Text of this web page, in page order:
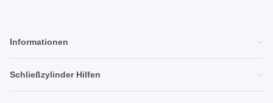
Informationen
Schließzylinder Hilfen